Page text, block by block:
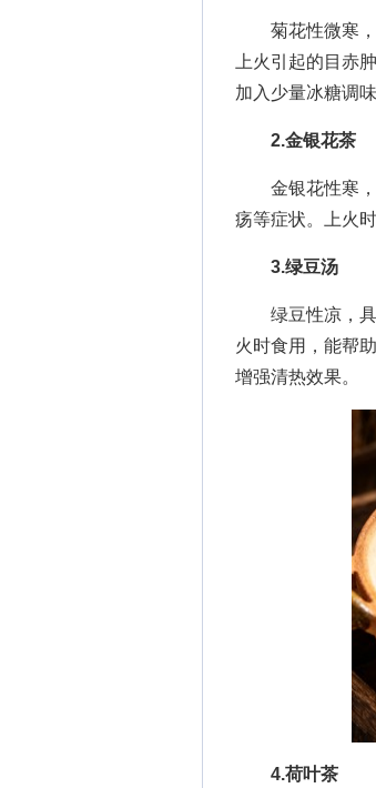
菊花性微寒，
上火引起的目赤
加入少量冰糖调味
2.金银花茶
金银花性寒，
疡等症状。上火
3.绿豆汤
绿豆性凉，具
火时食用，能帮
增强清热效果。
4.荷叶茶